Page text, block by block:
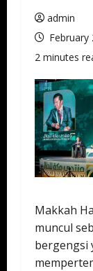
admin
February
2 minutes
Makkah
muncul
bergengsi